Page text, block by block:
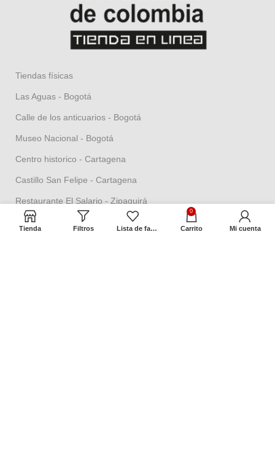
Tiendas físicas
Las Aguas - Bogotá
Calle de los anticuarios - Bogotá
Museo Nacional - Bogotá
Centro historico - Cartagena
Castillo San Felipe - Cartagena
Restaurante El Salario - Zipaquirá
Tienda aeropuerto - Isla San Andrés
Tienda Filtros Lista de favoritos
0
Carrito Mi cuenta